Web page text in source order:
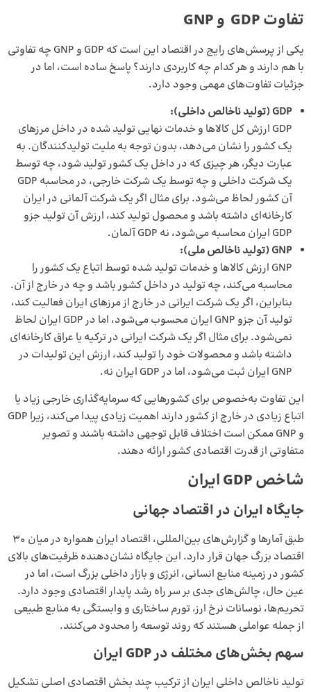
تفاوت GDP و GNP
یکی از پرسش‌های رایج در اقتصاد این است که GDP و GNP چه تفاوتی
با هم دارند و هر کدام چه کاربردی دارند؟ پاسخ ساده است، اما در
جزئیات تفاوت‌های مهمی وجود دارد.
GDP (تولید ناخالص داخلی):
GDP ارزش کل کالاها و خدمات نهایی تولید شده در داخل مرزهای
یک کشور را نشان می‌دهد، بدون توجه به ملیت تولیدکنندگان. به
عبارت دیگر، هر چیزی که در داخل یک کشور تولید شود، چه توسط
یک شرکت داخلی و چه توسط یک شرکت خارجی، در محاسبه GDP
آن کشور لحاظ می‌شود. برای مثال اگر یک شرکت آلمانی در ایران
کارخانه‌ای داشته باشد و محصول تولید کند، ارزش آن تولید جزو
GDP ایران محاسبه می‌شود، نه GDP آلمان.
GNP (تولید ناخالص ملی):
GNP ارزش کالاها و خدمات تولید شده توسط اتباع یک کشور را
محاسبه می‌کند، چه تولید در داخل کشور باشد و چه در خارج از آن.
بنابراین، اگر یک شرکت ایرانی در خارج از مرزهای ایران فعالیت کند،
تولید آن جزو GNP ایران محسوب می‌شود، اما در GDP ایران لحاظ
نمی‌شود. برای مثال اگر یک شرکت ایرانی در ترکیه یا عراق کارخانه‌ای
داشته باشد و محصولات خود را تولید کند، ارزش این تولیدات در
GNP ایران ثبت می‌شود، اما در GDP ایران نه.
این تفاوت به‌خصوص برای کشورهایی که سرمایه‌گذاری خارجی زیاد یا
اتباع زیادی در خارج از کشور دارند اهمیت زیادی پیدا می‌کند، زیرا GDP
و GNP ممکن است اختلاف قابل توجهی داشته باشند و تصویر
متفاوتی از قدرت اقتصادی کشور ارائه دهند.
شاخص GDP ایران
جایگاه ایران در اقتصاد جهانی
طبق آمارها و گزارش‌های بین‌المللی، اقتصاد ایران همواره در میان ۳۰
اقتصاد بزرگ جهان قرار دارد. این جایگاه نشان‌دهنده ظرفیت‌های بالای
کشور در زمینهمنابع انسانی، انرژی و بازار داخلی بزرگ است، اما در
عین حال، چالش‌های جدی بر سر راه رشد پایدار اقتصادی وجود دارد.
تحریم‌ها، نوسانات نرخ ارز، تورم ساختاری و وابستگی به منابع طبیعی
از جمله عواملی هستند که روند توسعه را محدود می‌کنند.
سهم بخش‌های مختلف در GDP ایران
تولید ناخالص داخلی ایران از ترکیب چند بخش اقتصادی اصلی تشکیل